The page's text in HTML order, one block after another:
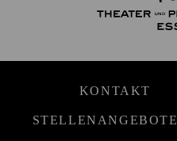
KONTAKT
STELLENANGEBOTE